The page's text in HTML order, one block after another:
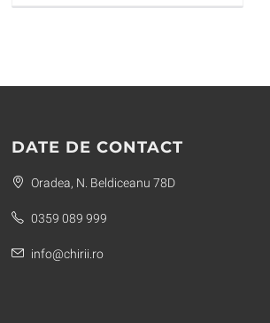
DATE DE CONTACT
Oradea, N. Beldiceanu 78D
0359 089 999
info@chirii.ro